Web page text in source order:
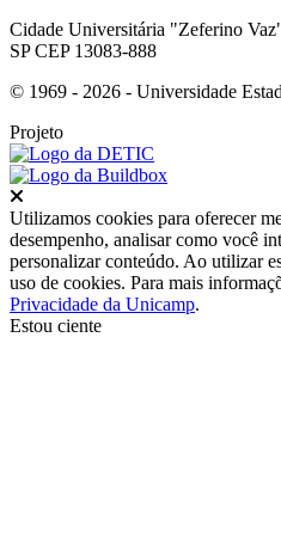
Cidade Universitária "Zeferino
SP CEP 13083-888
© 1969 - 2026 - Universidade
Projeto
Utilizamos cookies para oferecer
desempenho, analisar como você
personalizar conteúdo. Ao utilizar
uso de cookies. Para mais
Privacidade da Unicamp.
Estou ciente